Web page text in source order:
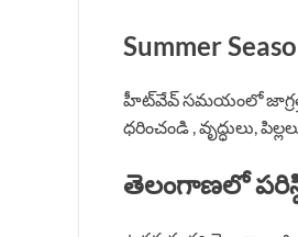
Summer
హీట్‌వేవ్ సమయంలో
ధరించండి , వృద్ధులు,
తెలంగాణలో